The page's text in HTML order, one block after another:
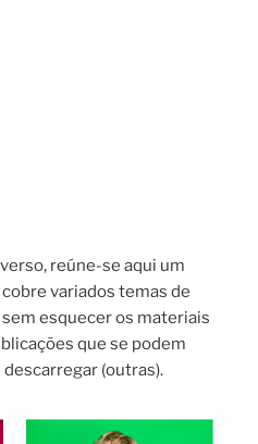
reúne-se aqui um
variados temas de
esquecer os materiais
que se podem
(outras).